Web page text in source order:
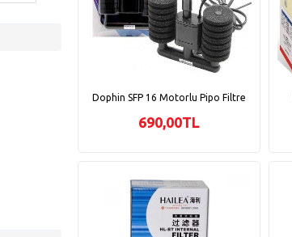
Dophin SFP 16 Motorlu Pipo Filtre
690,00TL